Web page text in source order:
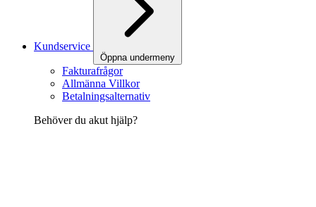
Kundservice
Öppna undermeny
Fakturafrågor
Allmänna Villkor
Betalningsalternativ
Behöver du akut hjälp?